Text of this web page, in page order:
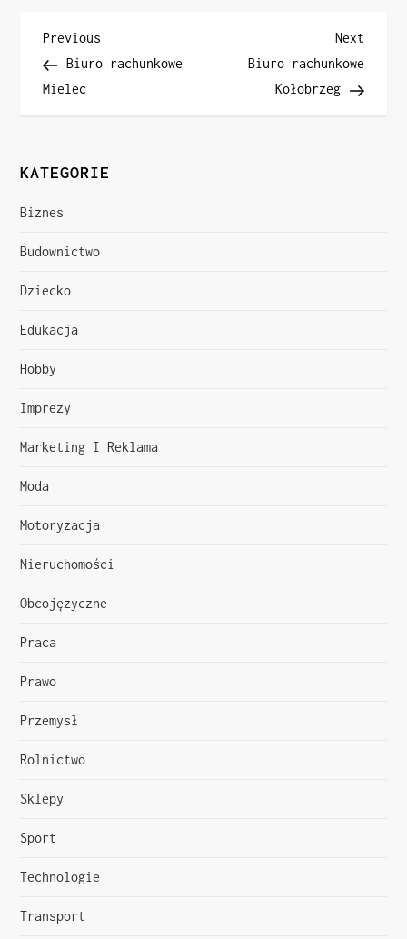
N
a
i
g
a
c
j
a
w
p
i
s
u
Previous
Post
Previous
Biuro rachunkowe
Mielec
Next
Post
Next
Biuro rachunkowe
Kołobrzeg
KATEGORIE
Biznes
Budownictwo
Dziecko
Edukacja
Hobby
Imprezy
Marketing I Reklama
Moda
Motoryzacja
Nieruchomości
Obcojęzyczne
Praca
Prawo
Przemysł
Rolnictwo
Sklepy
Sport
Technologie
Transport